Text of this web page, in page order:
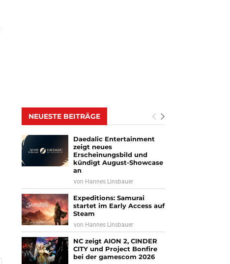
NEUESTE BEITRÄGE
Daedalic Entertainment
zeigt neues
Erscheinungsbild und
kündigt August-Showcase
an
von Hannes Linsbauer
Expeditions: Samurai
startet im Early Access auf
Steam
von Hannes Linsbauer
NC zeigt AION 2, CINDER
CITY und Project Bonfire
bei der gamescom 2026